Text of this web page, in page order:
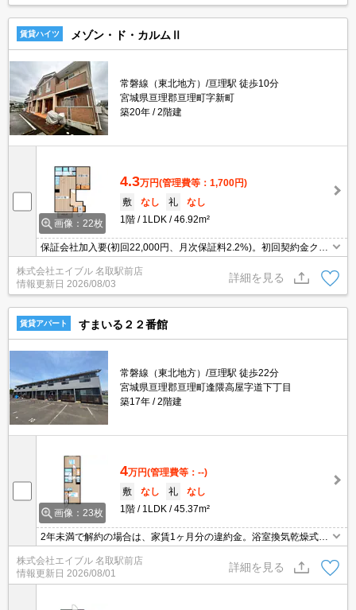
賃貸ハイツ メゾン・ド・カルムⅡ
常磐線（東北地方）/亘理駅 徒歩10分
宮城県亘理郡亘理町字新町
築20年
2階建
画像：22枚
4.3万円(管理費等：1,700円)
敷
なし 礼
なし
1階
1LDK 46.92m²
保証会社加入要(初回22,000円、月次保証料2.2%)。初回契約金クレ
ジットカード払い可能。インターネット無料使い放題。TVモニター
ホン有。追焚き機能付バス。
株式会社エイブル 名取駅前店
情報更新日 2026/08/03
詳細を見る
賃貸アパート すまいる２２番館
常磐線（東北地方）/亘理駅 徒歩22分
宮城県亘理郡亘理町逢隈高屋字道下丁目
築17年
2階建
画像：23枚
4万円(管理費等：--)
敷
なし 礼
なし
1階
1LDK 45.37m²
2年未満で解約の場合は、家賃1ヶ月分の違約金。浴室換気乾燥式。
洗面化粧台付き。システムキッチン。初期費用カード払い可。駐車
場2台分無料。仲介手数料家賃の0.55ヵ月分。初期費用カード払い
可。
株式会社エイブル 名取駅前店
情報更新日 2026/08/01
詳細を見る